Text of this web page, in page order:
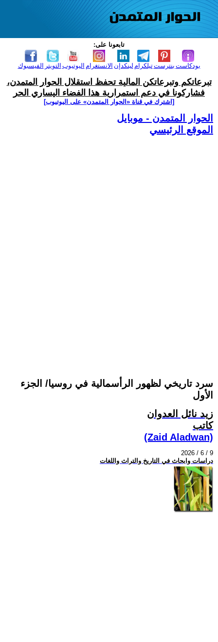
تابعونا على:
الفيسبوك التويتر اليوتيوب الانستغرام لينكدإن تيلكرامبنترست بودكاست
تبرعاتكم وتبرعاتكن المالية تحفظ استقلال الحوار المتمدن،
فشاركونا في دعم استمرارية هذا الفضاء اليساري الحر
[اشترك في قناة ‫«الحوار المتمدن» على اليوتيوب]
الحوار المتمدن - موبايل
الموقع الرئيسي
سرد تاريخي لظهور الرأسمالية في روسيا/ الجزء
الأول
زيد نائل العدوان
كاتب
(Zaid Aladwan)
2026 / 6 / 9
دراسات وابحاث في التاريخ والتراث واللغات